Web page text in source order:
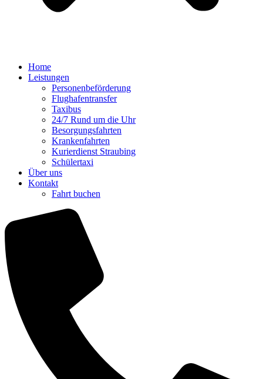
Home
Leistungen
Personenbeförderung
Flughafentransfer
Taxibus
24/7 Rund um die Uhr
Besorgungsfahrten
Krankenfahrten
Kurierdienst Straubing
Schülertaxi
Über uns
Kontakt
Fahrt buchen